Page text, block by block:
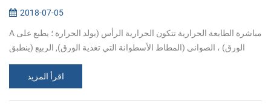
2018-07-05
A مباشرة الطابعة الحرارية تتكون الحرارية الرأس (يولد الحرارة ؛ يطبع على
الورق) ، الصوانى (المطاط الأسطوانة التي تغذية الورق), الربيع (ينطبق
اقرأ المزيد